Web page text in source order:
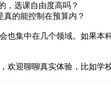
，选课自由度高吗？
的能控制在预算内？
也集中在几个领域。如果
迎聊聊真实体验，比如学